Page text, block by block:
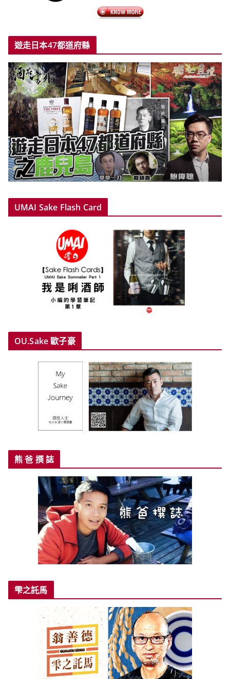
遊走日本47都道府縣
UMAI Sake Flash Card
OU.Sake 歐子豪
熊 爸 撰 誌
雫之託馬